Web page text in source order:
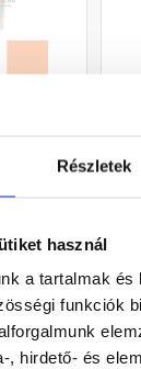
Részletek
használ
a tartalmak
funkciók
, hirdető- és
2
1